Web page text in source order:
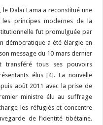
Dalaï Lama a reconstitué une
principes modernes de la
fut promulguée par
démocratique a été élargie en
message du 10 mars dernier
transféré tous ses pouvoirs
élus [4]. La nouvelle
août 2011 avec la prise de
ministre élu au suffrage
les réfugiés et concentre
de l’identité tibétaine.